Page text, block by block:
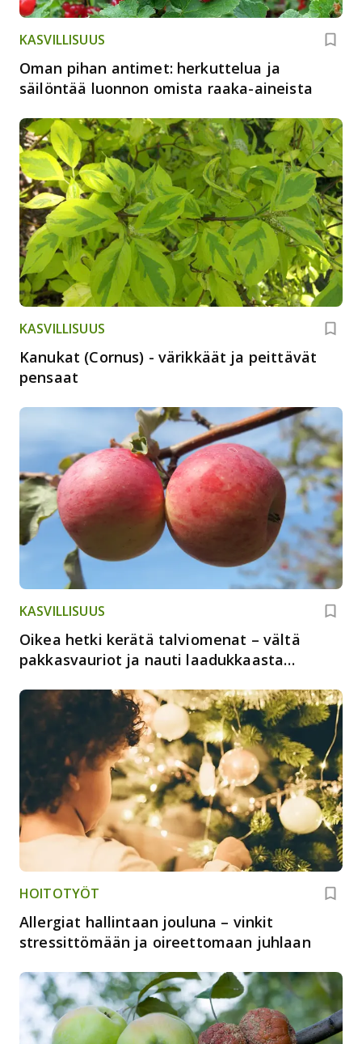
KASVILLISUUS
Oman pihan antimet: herkuttelua ja
säilöntää luonnon omista raaka-aineista
KASVILLISUUS
Kanukat (Cornus) - värikkäät ja peittävät
pensaat
KASVILLISUUS
Oikea hetki kerätä talviomenat – vältä
pakkasvauriot ja nauti laadukkaasta
HOITOTYÖT
Allergiat hallintaan jouluna – vinkit
stressittömään ja oireettomaan juhlaan